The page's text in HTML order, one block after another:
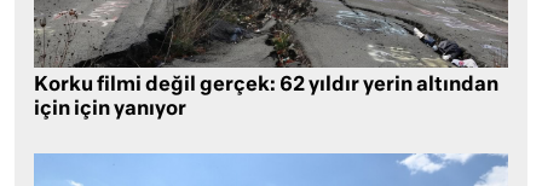
Korku filmi değil gerçek: 62 yıldır yerin altından
için için yanıyor